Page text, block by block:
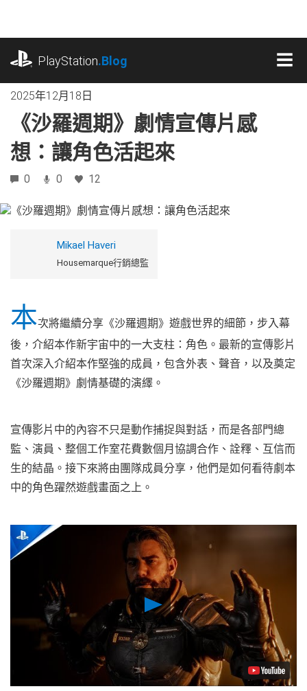
內
PlayStation.Blog
2025年12月18日
《沙羅週期》劇情宣傳片感
想：讓角色活起來
0 0 12
Mikael Haveri
Housemarque行銷總監
本次將繼續分享《沙羅週期》遊戲世界的細節，步入幕
後，介紹本作新宇宙中的一大支柱：角色。最新的宣傳影片
首次深入介紹本作堅強的成員，包含外表、聲音，以及奠定
《沙羅週期》劇情基礎的演繹。
宣傳影片中的內容不只是動作捕捉與對話，而是各部門總
監、演員、整個工作室花費數個月協調合作、詮釋、互信而
生的結晶。接下來將由團隊成員分享，他們是如何看待劇本
中的角色躍然遊戲畫面之上。
Play
Video